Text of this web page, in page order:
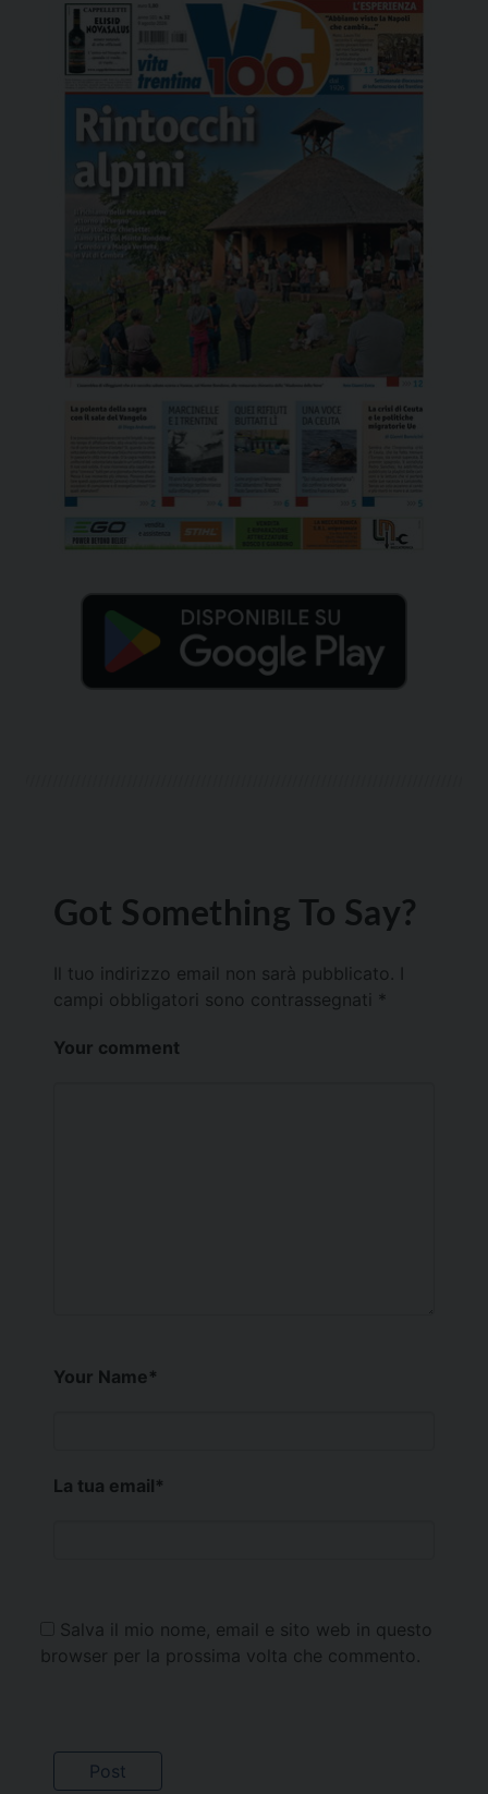
Got Something To Say?
Il tuo indirizzo email non sarà pubblicato.
campi obbligatori sono contrassegnati *
Your comment
Your Name*
La tua email*
Salva il mio nome, email e sito web in questo
browser per la prossima volta che commento.